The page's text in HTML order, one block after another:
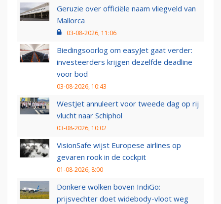
Geruzie over officiële naam vliegveld van
Mallorca
03-08-2026, 11:06
Biedingsoorlog om easyJet gaat verder:
investeerders krijgen dezelfde deadline
voor bod
03-08-2026, 10:43
WestJet annuleert voor tweede dag op rij
vlucht naar Schiphol
03-08-2026, 10:02
VisionSafe wijst Europese airlines op
gevaren rook in de cockpit
01-08-2026, 8:00
Donkere wolken boven IndiGo:
prijsvechter doet widebody-vloot weg